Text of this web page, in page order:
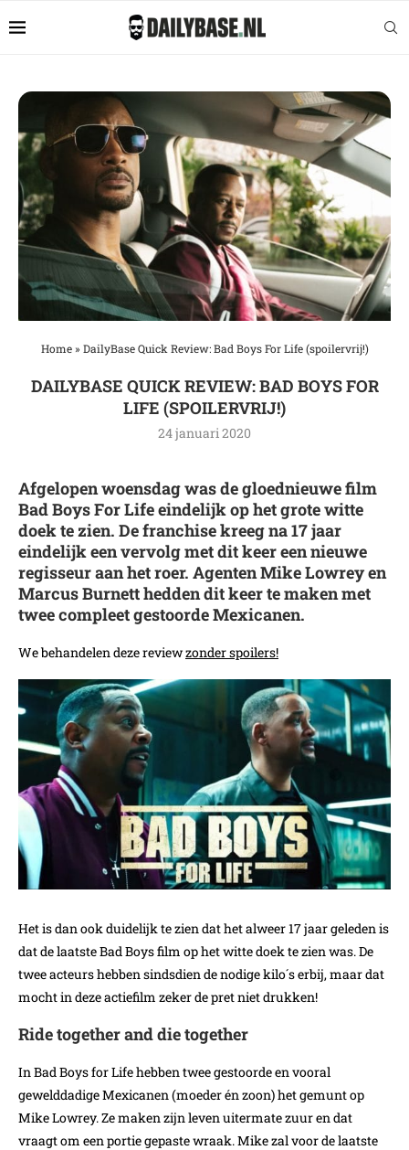
Home» DailyBase Quick Review: Bad Boys For Life (spoilervrij!)
DAILYBASE QUICK REVIEW: BAD BOYS FOR
LIFE (SPOILERVRIJ!)
24 januari 2020
Afgelopen woensdag was de gloednieuwe film
Bad Boys For Life eindelijk op het grote witte
doek te zien. De franchise kreeg na 17 jaar
eindelijk een vervolg met dit keer een nieuwe
regisseur aan het roer. Agenten Mike Lowrey en
Marcus Burnett hedden dit keer te maken met
twee compleet gestoorde Mexicanen.
We behandelen deze reviewzonder spoilers!
Het is dan ook duidelijk te zien dat het alweer 17 jaar geleden is
dat de laatste Bad Boys film op het witte doek te zien was. De
twee acteurs hebben sindsdien de nodige kilo´s erbij, maar dat
mocht in deze actiefilm zeker de pret niet drukken!
Ride together and die together
In Bad Boys for Life hebben twee gestoorde en vooral
gewelddadige Mexicanen (moeder én zoon) het gemunt op
Mike Lowrey. Ze maken zijn leven uitermate zuur en dat
vraagt om een portie gepaste wraak. Mike zal voor de laatste